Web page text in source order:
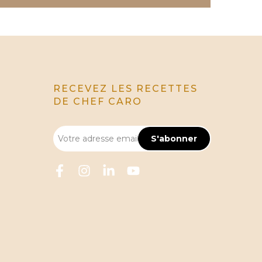
RECEVEZ LES RECETTES
DE CHEF CARO